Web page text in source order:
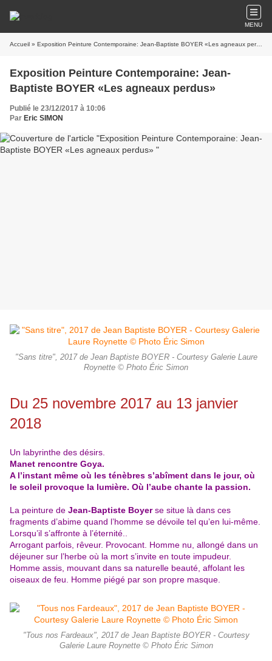
MENU
Accueil » Exposition Peinture Contemporaine: Jean-Baptiste BOYER «Les agneaux perdus»
Exposition Peinture Contemporaine: Jean-
Baptiste BOYER «Les agneaux perdus»
Publié le 23/12/2017 à 10:06
Par Eric SIMON
"Sans titre", 2017 de Jean Baptiste BOYER - Courtesy Galerie Laure
Roynette © Photo Éric Simon
Du 25 novembre 2017 au 13 janvier
2018
Un labyrinthe des désirs.
Manet rencontre Goya.
A l’instant même où les ténèbres s’abîment dans le jour, où
le soleil provoque la lumière. Où l’aube chante la passion.
La peinture de Jean-Baptiste Boyerse situe là dans ces
fragments d’abime quand l’homme se dévoile tel qu’en lui-même.
Lorsqu’il s’affronte à l’éternité..
Arrogant parfois, rêveur. Provocant. Homme nu, allongé dans un
déjeuner sur l’herbe où la mort s’invite en toute impudeur.
Homme assis, mouvant dans sa naturelle beauté, affolant les
oiseaux de feu. Homme piégé par son propre masque.
"Tous nos Fardeaux", 2017 de Jean Baptiste BOYER - Courtesy
Galerie Laure Roynette © Photo Éric Simon